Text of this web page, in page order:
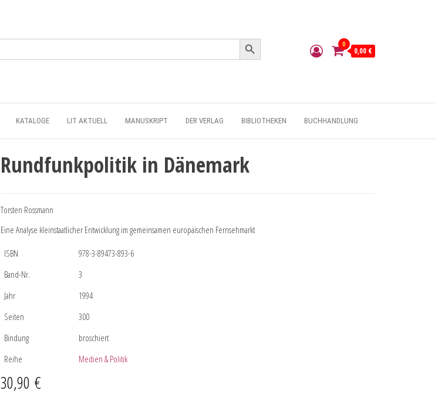
Search Button
0
0,00 €
KATALOGE LIT AKTUELL MANUSKRIPT DER VERLAG BIBLIOTHEKEN BUCHHANDLUNG
Rundfunkpolitik in Dänemark
Torsten Rossmann
Eine Analyse kleinstaatlicher Entwicklung im gemeinsamen europäischen Fernsehmarkt
ISBN
978-3-89473-893-6
Band-Nr.
3
Jahr
1994
Seiten
300
Bindung
broschiert
Reihe
Medien & Politik
30,90 €